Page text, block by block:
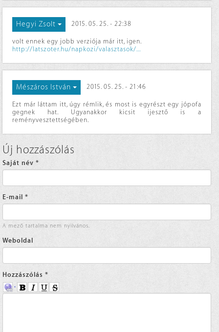
Hegyi Zsolt 2015. 05. 25. - 22:38
volt ennek egy jobb verziója már itt, igen.
http://latszoter.hu/napkozi/valasztasok/...
Mészáros István 2015. 05. 25. - 21:46
Ezt már láttam itt, úgy rémlik, és most is egyrészt egy jópofa
gegnek hat. Ugyanakkor kicsit ijesztő is a
reményvesztettségében.
Új hozzászólás
Saját név *
E-mail *
A mező tartalma nem nyilvános.
Weboldal
Hozzászólás *